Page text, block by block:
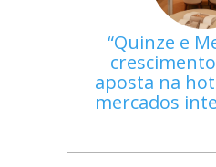
Quinze e
aposta na
mercados